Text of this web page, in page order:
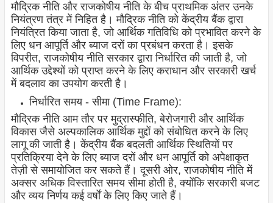
मौद्रिक नीति और राजकोषीय नीति के बीच प्राथमिक अंतर उनके
नियंत्रण तंत्र में निहित है। मौद्रिक नीति को केंद्रीय बैंक द्वारा
नियंत्रित किया जाता है, जो आर्थिक गतिविधि को प्रभावित करने के
लिए धन आपूर्ति और ब्याज दरों का प्रबंधन करता है। इसके
विपरीत, राजकोषीय नीति सरकार द्वारा निर्धारित की जाती है, जो
आर्थिक उद्देश्यों को प्राप्त करने के लिए कराधान और सरकारी खर्च
में बदलाव का उपयोग करती है।
निर्धारित समय - सीमा (Time Frame):
मौद्रिक नीति आम तौर पर मुद्रास्फीति, बेरोजगारी और आर्थिक
विकास जैसे अल्पकालिक आर्थिक मुद्दों को संबोधित करने के लिए
लागू की जाती है। केंद्रीय बैंक बदलती आर्थिक स्थितियों पर
प्रतिक्रिया देने के लिए ब्याज दरों और धन आपूर्ति को अपेक्षाकृत
तेज़ी से समायोजित कर सकते हैं। दूसरी ओर, राजकोषीय नीति में
अक्सर अधिक विस्तारित समय सीमा होती है, क्योंकि सरकारी बजट
और व्यय निर्णय कई वर्षों के लिए किए जाते हैं।